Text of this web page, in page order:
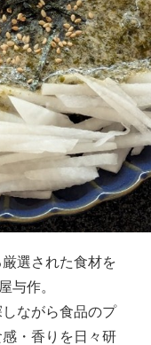
選された食材を
与作。
ながら食品のプ
・香りを日々研